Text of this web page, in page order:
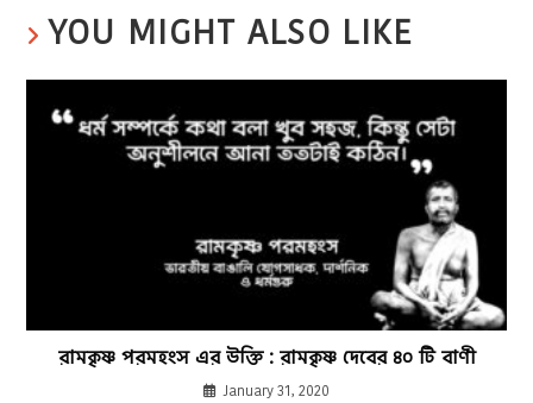
YOU MIGHT ALSO LIKE
রামকৃষ্ণ পরমহংস এর উক্তি : রামকৃষ্ণ দেবের ৪০ টি বাণী
January 31, 2020